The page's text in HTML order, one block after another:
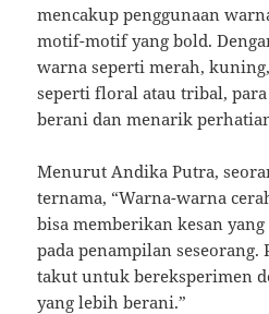
mencakup penggunaan
motif-motif yang bold.
warna seperti merah,
seperti floral atau tribal,
berani dan menarik
Menurut Andika Putra,
ternama, “Warna-warna
bisa memberikan kesan yang
pada penampilan
takut untuk bereksperimen
yang lebih berani.”